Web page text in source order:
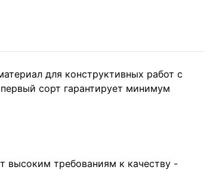
для конструктивных работ с
сорт гарантирует минимум
высоким требованиям к качеству -